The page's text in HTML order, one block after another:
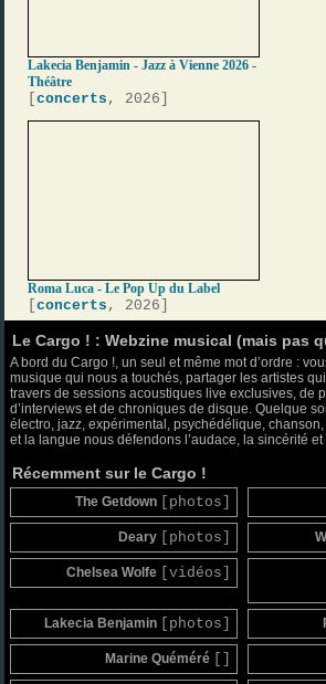
Lakecia Benjamin - Jazz à Vienne 2026 -
Théâtre
[concerts , 2026]
Roma Luca - Le Pop Up du Label
[concerts , 2026]
Le Cargo ! : Webzine musical (mais pas
A bord du Cargo !, un seul et même mot d’ordre :
musique qui nous a touchés, partager les artistes
travers de sessions acoustiques live exclusives, de
d’interviews et de chroniques de disque. Quelque
électro, jazz, expérimental, psychédélique,
et la langue nous défendons l’audace, la sincérité et
Récemment sur le Cargo !
The Getdown [photos]
Deary [photos]
Chelsea Wolfe [vidéos]
Lakecia Benjamin [photos]
Marine Quéméré